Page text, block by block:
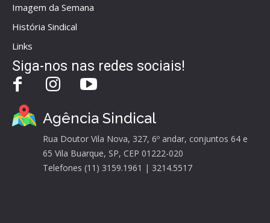
Imagem da Semana
História Sindical
Links
Siga-nos nas redes sociais!
Agência Sindical
Rua Doutor Vila Nova, 327, 6º andar, conjuntos 64 e
65 Vila Buarque, SP, CEP 01222-020
Telefones (11) 3159.1961 | 3214.5517